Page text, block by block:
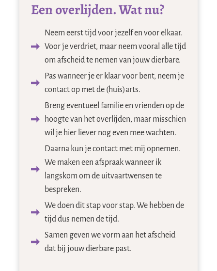
Een overlijden. Wat nu?
Neem eerst tijd voor jezelf en voor elkaar.
Voor je verdriet, maar neem vooral alle tijd
om afscheid te nemen van jouw dierbare.
Pas wanneer je er klaar voor bent, neem je
contact op met de (huis)arts.
Breng eventueel familie en vrienden op de
hoogte van het overlijden, maar misschien
wil je hier liever nog even mee wachten.
Daarna kun je contact met mij opnemen.
We maken een afspraak wanneer ik
langskom om de uitvaartwensen te
bespreken.
We doen dit stap voor stap. We hebben de
tijd dus nemen de tijd.
Samen geven we vorm aan het afscheid
dat bij jouw dierbare past.